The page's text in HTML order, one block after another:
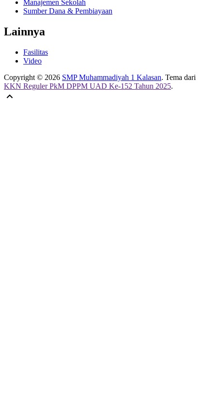
Manajemen Sekolah
Sumber Dana & Pembiayaan
Lainnya
Fasilitas
Video
Copyright © 2026 SMP Muhammadiyah 1 Kalasan. Tema dari
KKN Reguler PkM DPPM UAD Ke-152 Tahun 2025.